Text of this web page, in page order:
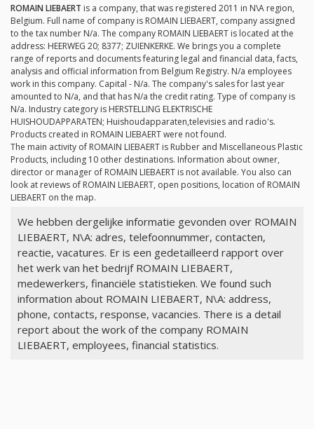
ROMAIN LIEBAERT is a company, that was registered 2011 in N\A region,
Belgium. Full name of company is ROMAIN LIEBAERT, company assigned
to the tax number N/a. The company ROMAIN LIEBAERT is located at the
address: HEERWEG 20; 8377; ZUIENKERKE. We brings you a complete
range of reports and documents featuring legal and financial data, facts,
analysis and official information from Belgium Registry. N/a employees
work in this company. Capital - N/a. The company's sales for last year
amounted to N/a, and that has N/a the credit rating. Type of company is
N/a. Industry category is HERSTELLING ELEKTRISCHE
HUISHOUDAPPARATEN; Huishoudapparaten,televisies and radio's.
Products created in ROMAIN LIEBAERT were not found.
The main activity of ROMAIN LIEBAERT is Rubber and Miscellaneous Plastic
Products, including 10 other destinations. Information about owner,
director or manager of ROMAIN LIEBAERT is not available. You also can
look at reviews of ROMAIN LIEBAERT, open positions, location of ROMAIN
LIEBAERT on the map.
We hebben dergelijke informatie gevonden over ROMAIN
LIEBAERT, N\A: adres, telefoonnummer, contacten,
reactie, vacatures. Er is een gedetailleerd rapport over
het werk van het bedrijf ROMAIN LIEBAERT,
medewerkers, financiële statistieken. We found such
information about ROMAIN LIEBAERT, N\A: address,
phone, contacts, response, vacancies. There is a detail
report about the work of the company ROMAIN
LIEBAERT, employees, financial statistics.